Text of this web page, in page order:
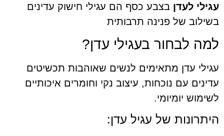
לעדןבצבע כסף הם עגילי חישוק עדינים
של פנינה תרבותית
לבחור בעגילי עדן?
עדן מתאימים לנשים שאוהבות תכשיטים
עם נוכחות, עיצוב נקי וחומרים איכותיים
יומיומי.
של עגיל עדן: